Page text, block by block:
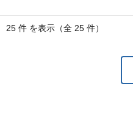
25 件 を表示（全 25 件）